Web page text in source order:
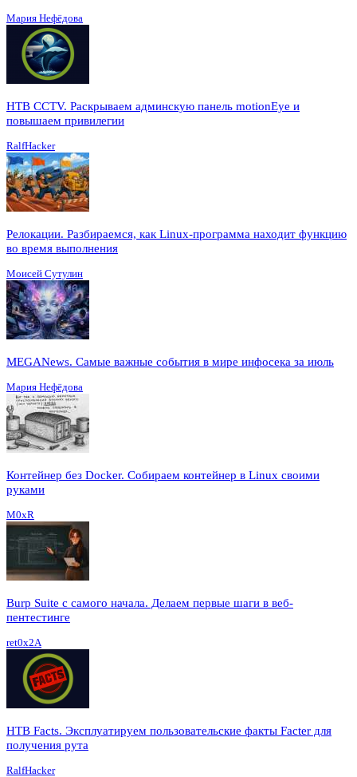
Мария Нефёдова
HTB CCTV. Раскрываем админскую панель motionEye и
повышаем привилегии
RalfHacker
Релокации. Разбираемся, как Linux-программа находит функцию
во время выполнения
Моисей Сутулин
MEGANews. Cамые важные события в мире инфосека за июль
Мария Нефёдова
Контейнер без Docker. Собираем контейнер в Linux своими
руками
M0xR
Burp Suite с самого начала. Делаем первые шаги в веб-
пентестинге
ret0x2A
HTB Facts. Эксплуатируем пользовательские факты Facter для
получения рута
RalfHacker